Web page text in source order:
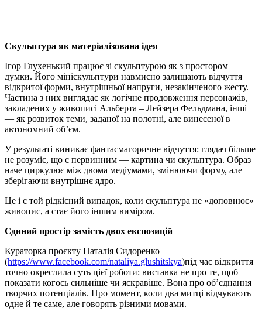
Скульптура як матеріалізована ідея
Ігор Глухенький працює зі скульптурою як з простором
думки. Його мініскульптури навмисно залишають відчуття
відкритої форми, внутрішньої напруги, незакінченого жесту.
Частина з них виглядає як логічне продовження персонажів,
закладених у живописі Альберта – Лейзера Фельдмана, інші
— як розвиток теми, заданої на полотні, але винесеної в
автономний об’єм.
У результаті виникає фантасмагоричне відчуття: глядач більше
не розуміє, що є первинним — картина чи скульптура. Образ
наче циркулює між двома медіумами, змінюючи форму, але
зберігаючи внутрішнє ядро.
Це і є той рідкісний випадок, коли скульптура не «доповнює»
живопис, а стає його іншим виміром.
Єдиний простір замість двох експозицій
Кураторка проєкту Наталія Сидоренко
(https://www.facebook.com/nataliya.glushitskya)під час відкриття
точно окреслила суть цієї роботи: виставка не про те, щоб
показати когось сильніше чи яскравіше. Вона про об’єднання
творчих потенціалів. Про момент, коли два митці відчувають
одне й те саме, але говорять різними мовами.